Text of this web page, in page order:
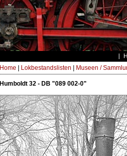
Home Lokbestandslisten Museen /
Humboldt 32 - DB "089 002-0"